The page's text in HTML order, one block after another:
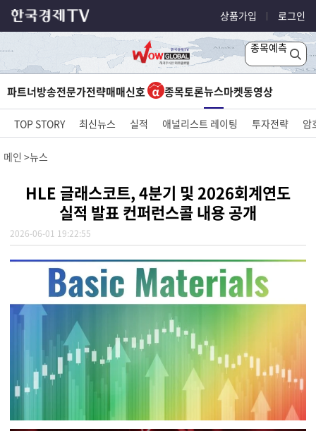
상품가입 로그인
종목예측
파트너방송전문가전략매매신호 종목토론뉴스마켓동영상
TOP STORY 최신뉴스 실적 애널리스트 레이팅 투자전략 암
메인 뉴스
HLE 글래스코트, 4분기 및 2026회계연도
실적 발표 컨퍼런스콜 내용 공개
2026-06-01 19:22:55